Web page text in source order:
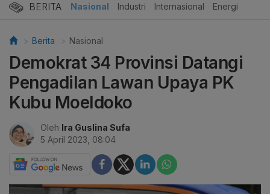
BERITA Nasional Industri Internasional Energi
Berita Nasional
Demokrat 34 Provinsi Datangi
Pengadilan Lawan Upaya PK
Kubu Moeldoko
Oleh Ira Guslina Sufa
5 April 2023, 08:04